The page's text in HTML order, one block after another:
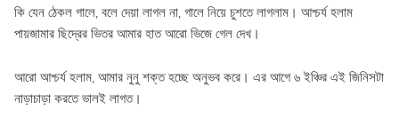
কি যেন ঠেকল গালে, বলে দেয়া লাগল না, গালে নিয়ে চুশতে লাগলাম। আশ্চর্য হলাম
পায়জামার ছিদ্রের ভিতর আমার হাত আরো ভিজে গেল দেখ।
আরো আশ্চর্য হলাম, আমার নুনু শক্ত হচ্ছে অনুভব করে। এর আগে ৬ ইঞ্চির এই জিনিসটা
নাড়াচাড়া করতে ভালই লাগত।